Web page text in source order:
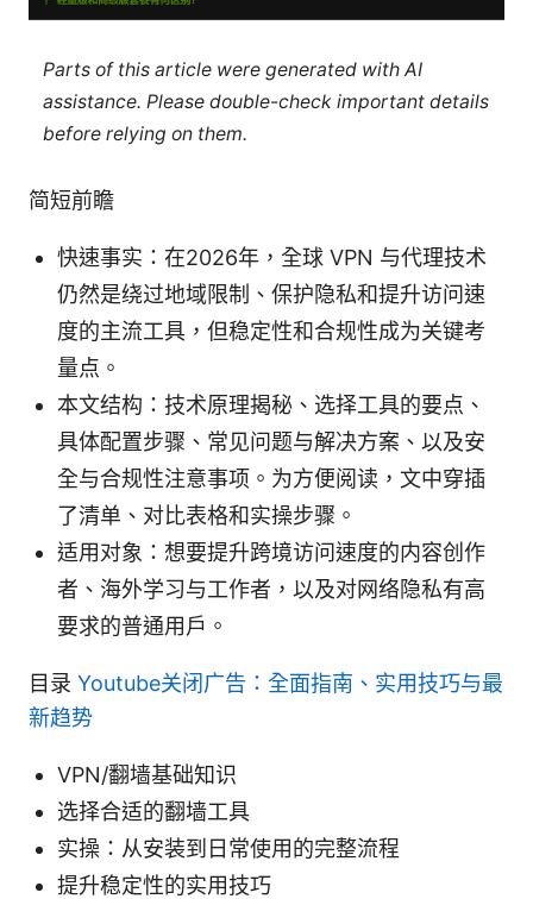
Parts of this article were generated with AI
assistance. Please double-check important details
before relying on them.
简短前瞻
快速事实：在2026年，全球 VPN 与代理技术
仍然是绕过地域限制、保护隐私和提升访问速
度的主流工具，但稳定性和合规性成为关键考
量点。
本文结构：技术原理揭秘、选择工具的要点、
具体配置步骤、常见问题与解决方案、以及安
全与合规性注意事项。为方便阅读，文中穿插
了清单、对比表格和实操步骤。
适用对象：想要提升跨境访问速度的内容创作
者、海外学习与工作者，以及对网络隐私有高
要求的普通用户。
目录 Youtube关闭广告：全面指南、实用技巧与最
新趋势
VPN/翻墙基础知识
选择合适的翻墙工具
实操：从安装到日常使用的完整流程
提升稳定性的实用技巧